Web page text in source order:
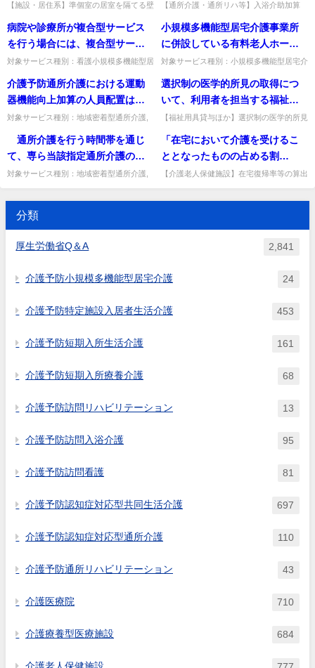
ことのできない家具等により遮
断されている場合には、「壁」
とみなしてよいか。
【施設・居住系】準個室の居室を隔てる壁
家具等での仕切りは壁とみなせず、可動で
ない壁が必要。出典：平成1...
ができるようになることを目的
とするものであるが、この場合
の「居宅」とはどのような場所
【通所介護・通所リハ等】入浴介助加算
宅（高齢者住宅含む）や親族の自宅を想定
し、浴室がない等の場合は5...
病院や診療所が複合型サービス
を行う場合には、複合型サービ
ス事業所としての申請は必要
か。
対象サービス種別：看護小規模多機能型居
業所の指定を受ける場合の取扱い」質問病
院や診療所が複合型サービ...
小規模多機能型居宅介護事業所
に併設している有料老人ホーム
の入居者が小規模多機能型居宅
介護を利用することはできる
対象サービス種別：小規模多機能型居宅介
入居者の利用」質問小規模多機能型居宅介
護事業所に併設している有料...
介護予防通所介護における運動
器機能向上加算の人員配置は、
人員基準に定める看護職員以外
に利用時間を通じて1名以上の配
置が必要か。また、1名の看護職
腔機能向上加算の両方の加算を
対象サービス種別：地域密着型通所介護,
介護報酬「介護予防通所介護・通所リハビ
リテーション （選択的サ...
選択制の医学的所見の取得につ
いて、利用者を担当する福祉用
具貸与事業所にリハビリテーシ
ョン専門職が所属していればそ
の職員から取得できるか。また
福祉用具専門相談員がPT等の資
格を持つ場合、その所見を医学
【福祉用具貸与ほか】選択制の医学的所見
持つ福祉用具専門相談員から取得できる
か。利用者の状況を把握してい...
通所介護を行う時間帯を通じ
て、専ら当該指定通所介護の提
供に当たる看護職員を１名以上
配置とあるが、指定基準の他に
対象サービス種別：地域密着型通所介護,
て」質問 通所介護を行う時...
「在宅において介護を受けるこ
ととなったものの占める割
合」、「30.4を当該施設の入所
者の平均在所日数で除して得た
利用者についても、入所者に含
【介護老人保健施設】在宅復帰率等の算出
分類
厚生労働省Q＆A 2,841
介護予防小規模多機能型居宅介護 24
介護予防特定施設入居者生活介護 453
介護予防短期入所生活介護 161
介護予防短期入所療養介護 68
介護予防訪問リハビリテーション 13
介護予防訪問入浴介護 95
介護予防訪問看護 81
介護予防認知症対応型共同生活介護 697
介護予防認知症対応型通所介護 110
介護予防通所リハビリテーション 43
介護医療院 710
介護療養型医療施設 684